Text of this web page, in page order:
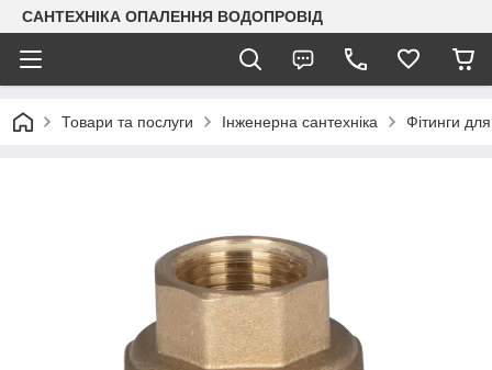
САНТЕХНІКА ОПАЛЕННЯ ВОДОПРОВІД
Товари та послуги Інженерна сантехніка Фітинги